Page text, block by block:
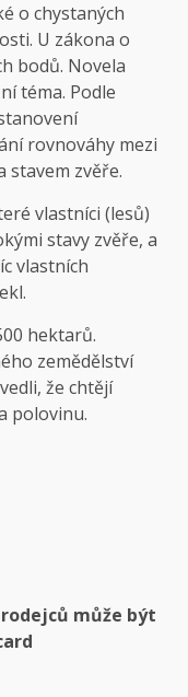
o chystaných
U zákona o
bodů. Novela
téma. Podle
rovnováhy mezi
stavem zvěře.
vlastníci (lesů)
stavy zvěře, a
vlastních
hektarů.
zemědělství
že chtějí
polovinu.
může být